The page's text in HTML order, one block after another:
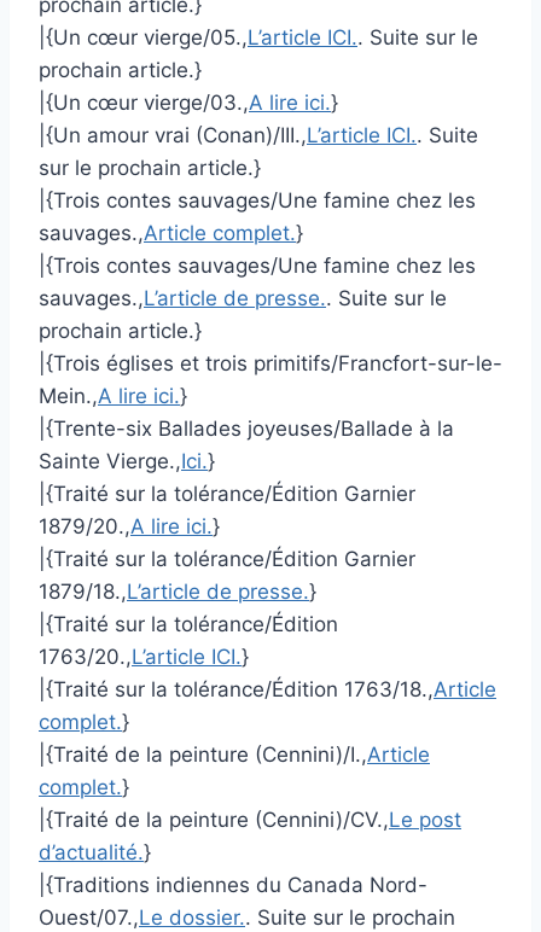
prochain article.}
|{Un cœur vierge/05.,L’article ICI.. Suite sur le
prochain article.}
|{Un cœur vierge/03.,A lire ici.}
|{Un amour vrai (Conan)/III.,L’article ICI.. Suite
sur le prochain article.}
|{Trois contes sauvages/Une famine chez les
sauvages.,Article complet.}
|{Trois contes sauvages/Une famine chez les
sauvages.,L’article de presse.. Suite sur le
prochain article.}
|{Trois églises et trois primitifs/Francfort-sur-le-
Mein.,A lire ici.}
|{Trente-six Ballades joyeuses/Ballade à la
Sainte Vierge.,Ici.}
|{Traité sur la tolérance/Édition Garnier
1879/20.,A lire ici.}
|{Traité sur la tolérance/Édition Garnier
1879/18.,L’article de presse.}
|{Traité sur la tolérance/Édition
1763/20.,L’article ICI.}
|{Traité sur la tolérance/Édition 1763/18.,Article
complet.}
|{Traité de la peinture (Cennini)/I.,Article
complet.}
|{Traité de la peinture (Cennini)/CV.,Le post
d’actualité.}
|{Traditions indiennes du Canada Nord-
Ouest/07.,Le dossier.. Suite sur le prochain